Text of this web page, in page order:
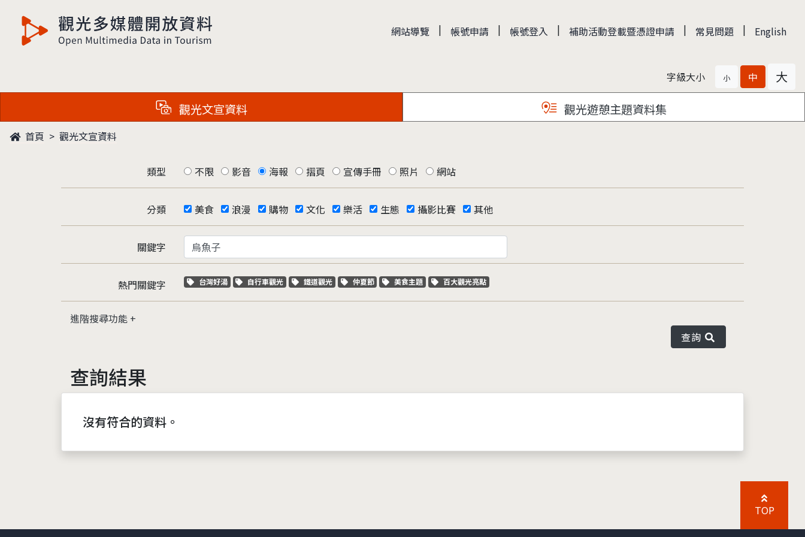
觀光多媒體開放資料 網站導覽 | 帳號申請 | 帳號登入 | 補助活動登載暨憑證申請 | 常見問題 | English
字級大小 小 中 大
觀光文宣資料 觀光遊憩主題資料集
首頁 觀光文宣資料
類型 不限 影音 海報 摺頁 宣傳手冊 照片 網站
分類 美食 浪漫 購物 文化 樂活 生態 攝影比賽 其他
關鍵字
熱門關鍵字 關鍵字標籤
台灣好湯 關鍵字標籤
自行車觀光 關鍵字標籤
鐵道觀光 關鍵字標籤
仲夏節 關鍵字標籤
美食主題 關鍵字標籤
百大觀光亮點
進階搜尋功能
查詢
查詢結果
沒有符合的資料。
TOP